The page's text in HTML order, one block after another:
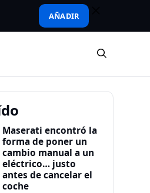
AÑADIR
Maserati encontró la
forma de poner un
cambio manual a un
eléctrico… justo
antes de cancelar el
coche